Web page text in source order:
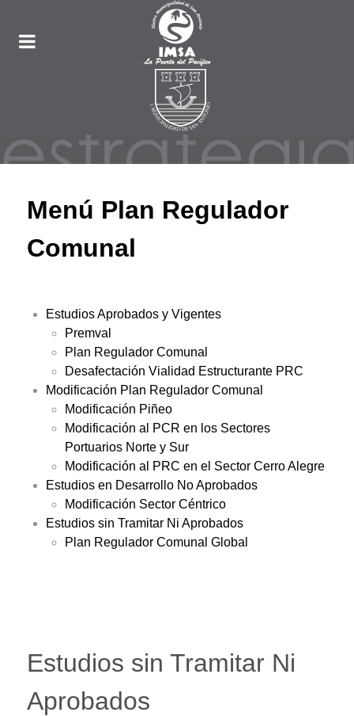
Menú Plan Regulador
Comunal
Estudios Aprobados y Vigentes
Premval
Plan Regulador Comunal
Desafectación Vialidad Estructurante PRC
Modificación Plan Regulador Comunal
Modificación Piñeo
Modificación al PCR en los Sectores
Portuarios Norte y Sur
Modificación al PRC en el Sector Cerro Alegre
Estudios en Desarrollo No Aprobados
Modificación Sector Céntrico
Estudios sin Tramitar Ni Aprobados
Plan Regulador Comunal Global
Estudios sin Tramitar Ni
Aprobados